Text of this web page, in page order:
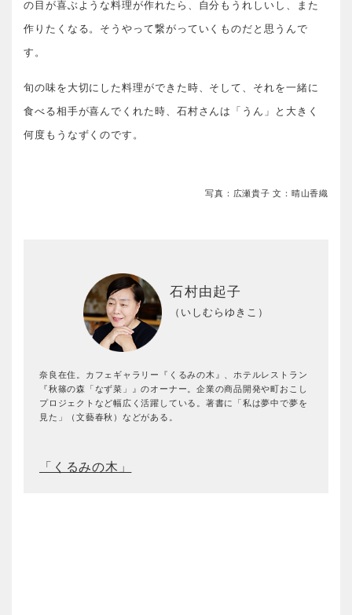
の目が喜ぶような料理が作れたら、自分もうれしいし、また
作りたくなる。そうやって繋がっていくものだと思うんで
す。
旬の味を大切にした料理ができた時、そして、それを一緒に
食べる相手が喜んでくれた時、石村さんは「うん」と大きく
何度もうなずくのです。
写真：広瀬貴子 文：晴山香織
石村由起子
（いしむらゆきこ）
奈良在住。カフェギャラリー『くるみの木』、ホテルレストラン
『秋篠の森「なず菜」』のオーナー。企業の商品開発や町おこし
プロジェクトなど幅広く活躍している。著書に「私は夢中で夢を
見た」（文藝春秋）などがある。
「くるみの木」